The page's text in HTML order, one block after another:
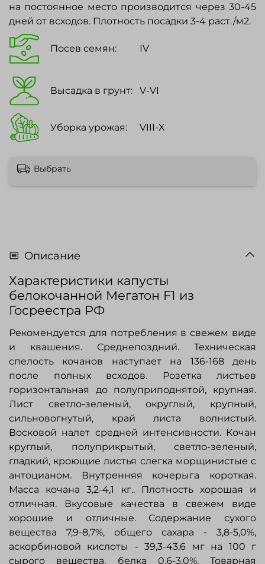
на постоянное место производится через 30-45
дней от всходов. Плотность посадки 3-4 раст./м2.
Посев семян: IV
Высадка в грунт: V-VI
Уборка урожая: VIII-X
Выбрать
Описание
Характеристики капусты
белокочанной Мегатон F1 из
Госреестра РФ
Рекомендуется для потребления в свежем виде
и квашения. Среднепоздний. Техническая
спелость кочанов наступает на 136-168 день
после полных всходов. Розетка листьев
горизонтальная до полуприподнятой, крупная.
Лист светло-зеленый, округлый, крупный,
сильновогнутый, край листа волнистый.
Восковой налет средней интенсивности. Кочан
круглый, полуприкрытый, светло-зеленый,
гладкий, кроющие листья слегка морщинистые с
антоцианом. Внутренняя кочерыга короткая.
Масса кочана 3,2-4,1 кг.. Плотность хорошая и
отличная. Вкусовые качества в свежем виде
хорошие и отличные. Содержание сухого
вещества 7,9-8,7%, общего сахара - 3,8-5,0%,
аскорбиновой кислоты - 39,3-43,6 мг на 100 г
сырого вещества, белка 0,6-3,0%. Товарная